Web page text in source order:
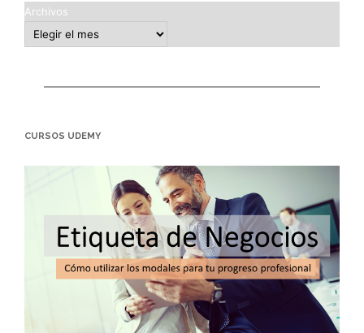
Archivos
CURSOS UDEMY